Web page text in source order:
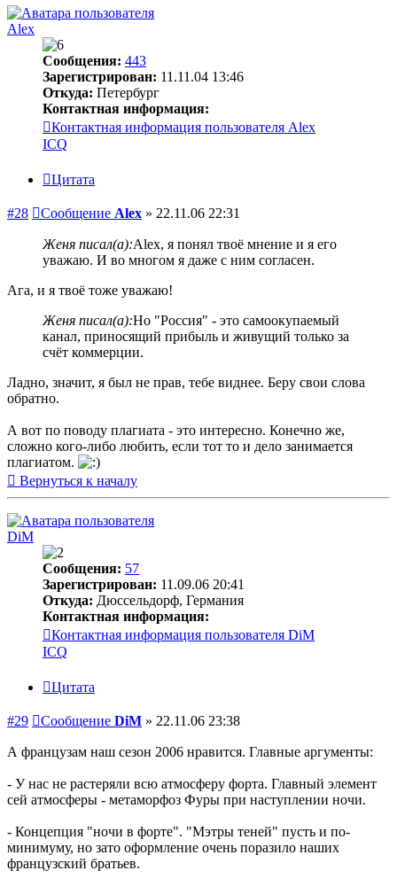
Alex
Сообщения: 443
Зарегистрирован: 11.11.04 13:46
Откуда: Петербург
Контактная информация:
Контактная информация пользователя Alex
ICQ
Цитата
#28 Сообщение Alex » 22.11.06 22:31
Женя писал(а):Alex, я понял твоё мнение и я его
уважаю. И во многом я даже с ним согласен.
Ага, и я твоё тоже уважаю!
Женя писал(а):Но "Россия" - это самоокупаемый
канал, приносящий прибыль и живущий только за
счёт коммерции.
Ладно, значит, я был не прав, тебе виднее. Беру свои слова
обратно.
А вот по поводу плагиата - это интересно. Конечно же,
сложно кого-либо любить, если тот то и дело занимается
плагиатом.
Вернуться к началу
DiM
Сообщения: 57
Зарегистрирован: 11.09.06 20:41
Откуда: Дюссельдорф, Германия
Контактная информация:
Контактная информация пользователя DiM
ICQ
Цитата
#29 Сообщение DiM » 22.11.06 23:38
А французам наш сезон 2006 нравится. Главные аргументы:
- У нас не растеряли всю атмосферу форта. Главный элемент
сей атмосферы - метаморфоз Фуры при наступлении ночи.
- Концепция "ночи в форте". "Мэтры теней" пусть и по-
минимуму, но зато оформление очень поразило наших
французский братьев.